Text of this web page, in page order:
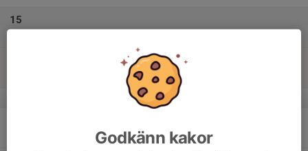
15
v.34
Godkänn kakor